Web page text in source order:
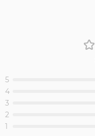
5
4
3
2
1